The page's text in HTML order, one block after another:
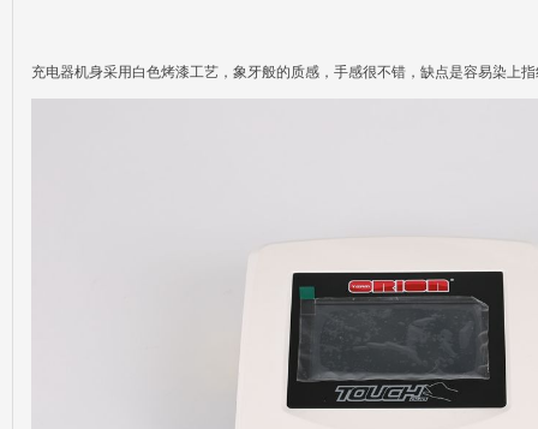
充电器机身采用白色烤漆工艺，象牙般的质感，手感很不错，缺点是容易染上